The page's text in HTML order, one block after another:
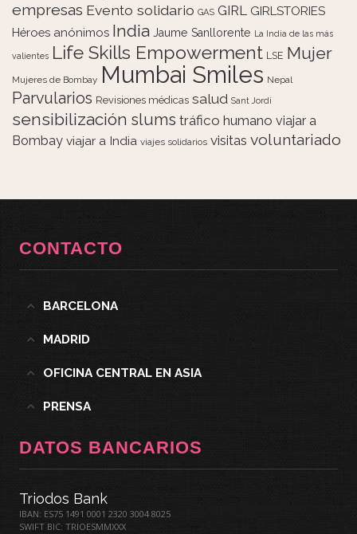
empresas Evento solidario GAS GIRL GIRLSTORIES
Héroes anónimos India Jaume Sanllorente La India de las más
valientes Life Skills Empowerment LSE Mujer
Mujeres de Bombay Mumbai Smiles Nepal
Parvularios Revisiones médicas salud Sant Jordi
sensibilización slums tráfico humano viajar a
Bombay viajar a India viajes solidarios visitas voluntariado
CONTACTO
BARCELONA
MADRID
OFICINA CENTRAL EN ASIA
PRENSA
DATOS BANCARIOS
Triodos Bank
IBAN: ES75 1491 0001 2320 3004 8025
SWIFT BIC: TRIOESMMXXX